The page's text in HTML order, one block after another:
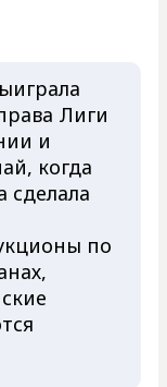
Лиги
и
когда
сделала
по